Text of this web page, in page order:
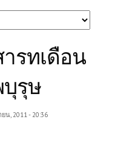
รทเดือน
รุษ
น, 2011 - 20:36